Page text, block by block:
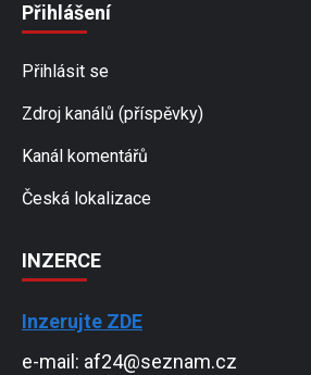
Přihlášení
Přihlásit se
Zdroj kanálů (příspěvky)
Kanál komentářů
Česká lokalizace
INZERCE
Inzerujte ZDE
e-mail: af24@seznam.cz